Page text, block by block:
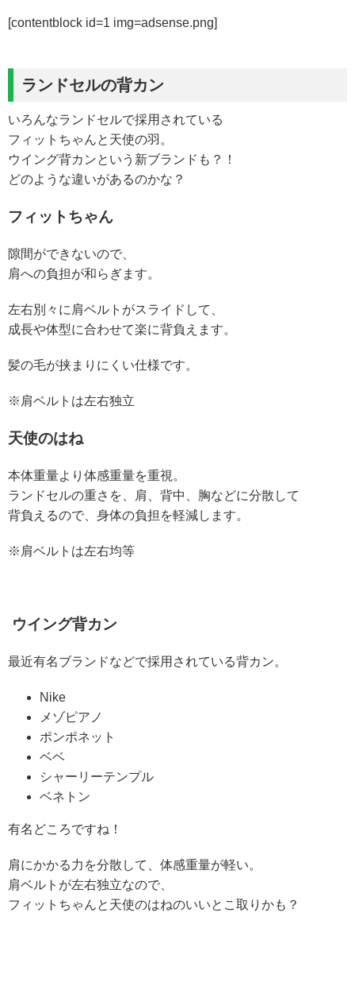
[contentblock id=1 img=adsense.png]
ランドセルの背カン
いろんなランドセルで採用されている
フィットちゃんと天使の羽。
ウイング背カンという新ブランドも？！
どのような違いがあるのかな？
フィットちゃん
隙間ができないので、
肩への負担が和らぎます。
左右別々に肩ベルトがスライドして、
成長や体型に合わせて楽に背負えます。
髪の毛が挟まりにくい仕様です。
※肩ベルトは左右独立
天使のはね
本体重量より体感重量を重視。
ランドセルの重さを、肩、背中、胸などに分散して
背負えるので、身体の負担を軽減します。
※肩ベルトは左右均等
ウイング背カン
最近有名ブランドなどで採用されている背カン。
Nike
メゾピアノ
ポンポネット
ベベ
シャーリーテンプル
ベネトン
有名どころですね！
肩にかかる力を分散して、体感重量が軽い。
肩ベルトが左右独立なので、
フィットちゃんと天使のはねのいいとこ取りかも？